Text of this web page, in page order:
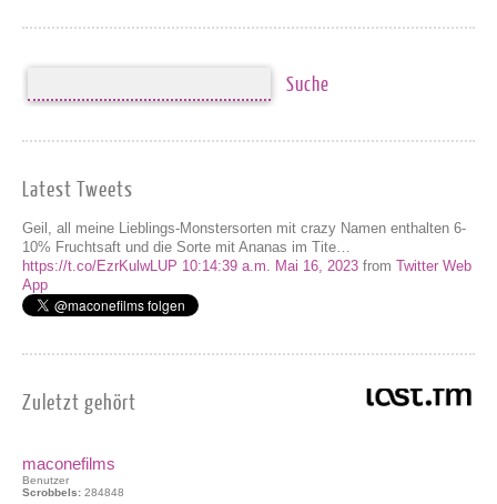
Latest Tweets
Geil, all meine Lieblings-Monstersorten mit crazy Namen enthalten 6-
10% Fruchtsaft und die Sorte mit Ananas im Tite…
https://t.co/EzrKulwLUP 10:14:39 a.m. Mai 16, 2023 from Twitter Web
App
Zuletzt gehört
maconefilms
Benutzer
Scrobbels: 284848